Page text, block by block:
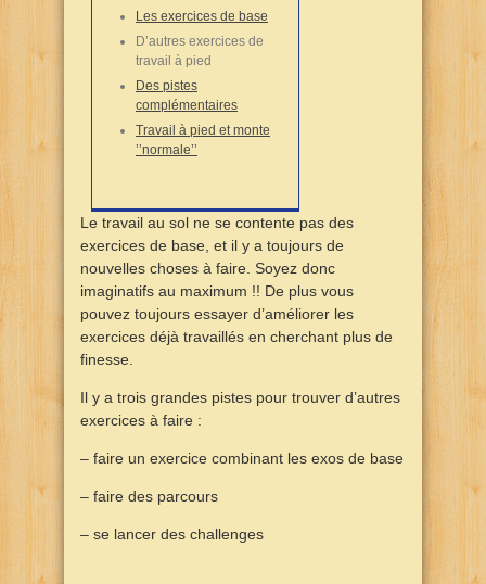
Les exercices de base
D’autres exercices de
travail à pied
Des pistes
complémentaires
Travail à pied et monte
’’normale’’
Le travail au sol ne se contente pas des
exercices de base, et il y a toujours de
nouvelles choses à faire. Soyez donc
imaginatifs au maximum !! De plus vous
pouvez toujours essayer d’améliorer les
exercices déjà travaillés en cherchant plus de
finesse.
Il y a trois grandes pistes pour trouver d’autres
exercices à faire :
– faire un exercice combinant les exos de base
– faire des parcours
– se lancer des challenges